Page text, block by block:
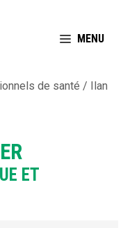
MENU
de santé / Ilan
ET